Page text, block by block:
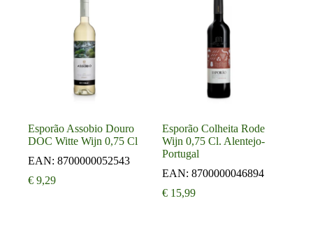
Esporão Assobio Douro
DOC Witte Wijn 0,75 Cl
EAN: 8700000052543
€ 9,29
Esporão Colheita Rode
Wijn 0,75 Cl. Alentejo-
Portugal
EAN:8700000046894
€ 15,99